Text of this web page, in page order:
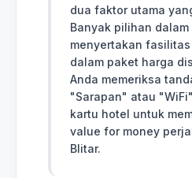
dua faktor utama
Banyak pilihan
menyertakan
dalam paket harga
Anda memeriksa
"Sarapan" atau
kartu hotel untuk
value for money
Blitar.